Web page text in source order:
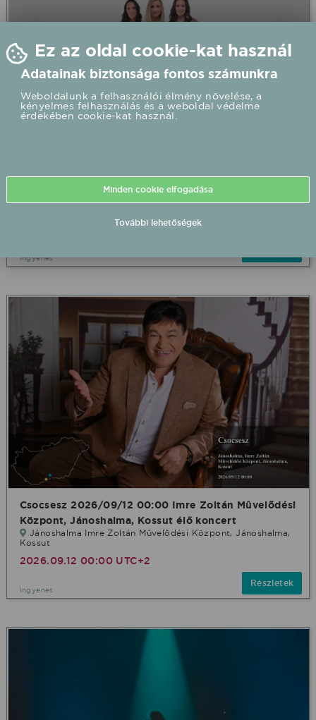
2026.09.11 21:00 UTC+2
Ingyenes
Csocsesz 2026/09/12 00:00 Imre Zoltán Mûvelõdési
Központ, Jánoshalma, Kossut élő koncert
Jánoshalma Imre Zoltán Mûvelõdési Központ, Jánoshalma,
Kossut
2026.09.12 00:00 UTC+2
Ingyenes
Részletek
Ez az oldal cookie-kat használ
Adatainak biztonsága fontos számunkra
Weboldalunk a felhasználói élmény növelése, a
kényelmes felhasználás és a weboldal védelme
érdekében cookie-kat használ.
Minden cookie elfogadása
További lehetőségek